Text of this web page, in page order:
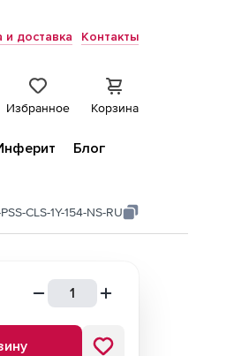
и доставка Контакты
Избранное Корзина
Блог
CLS-1Y-154-NS-RU